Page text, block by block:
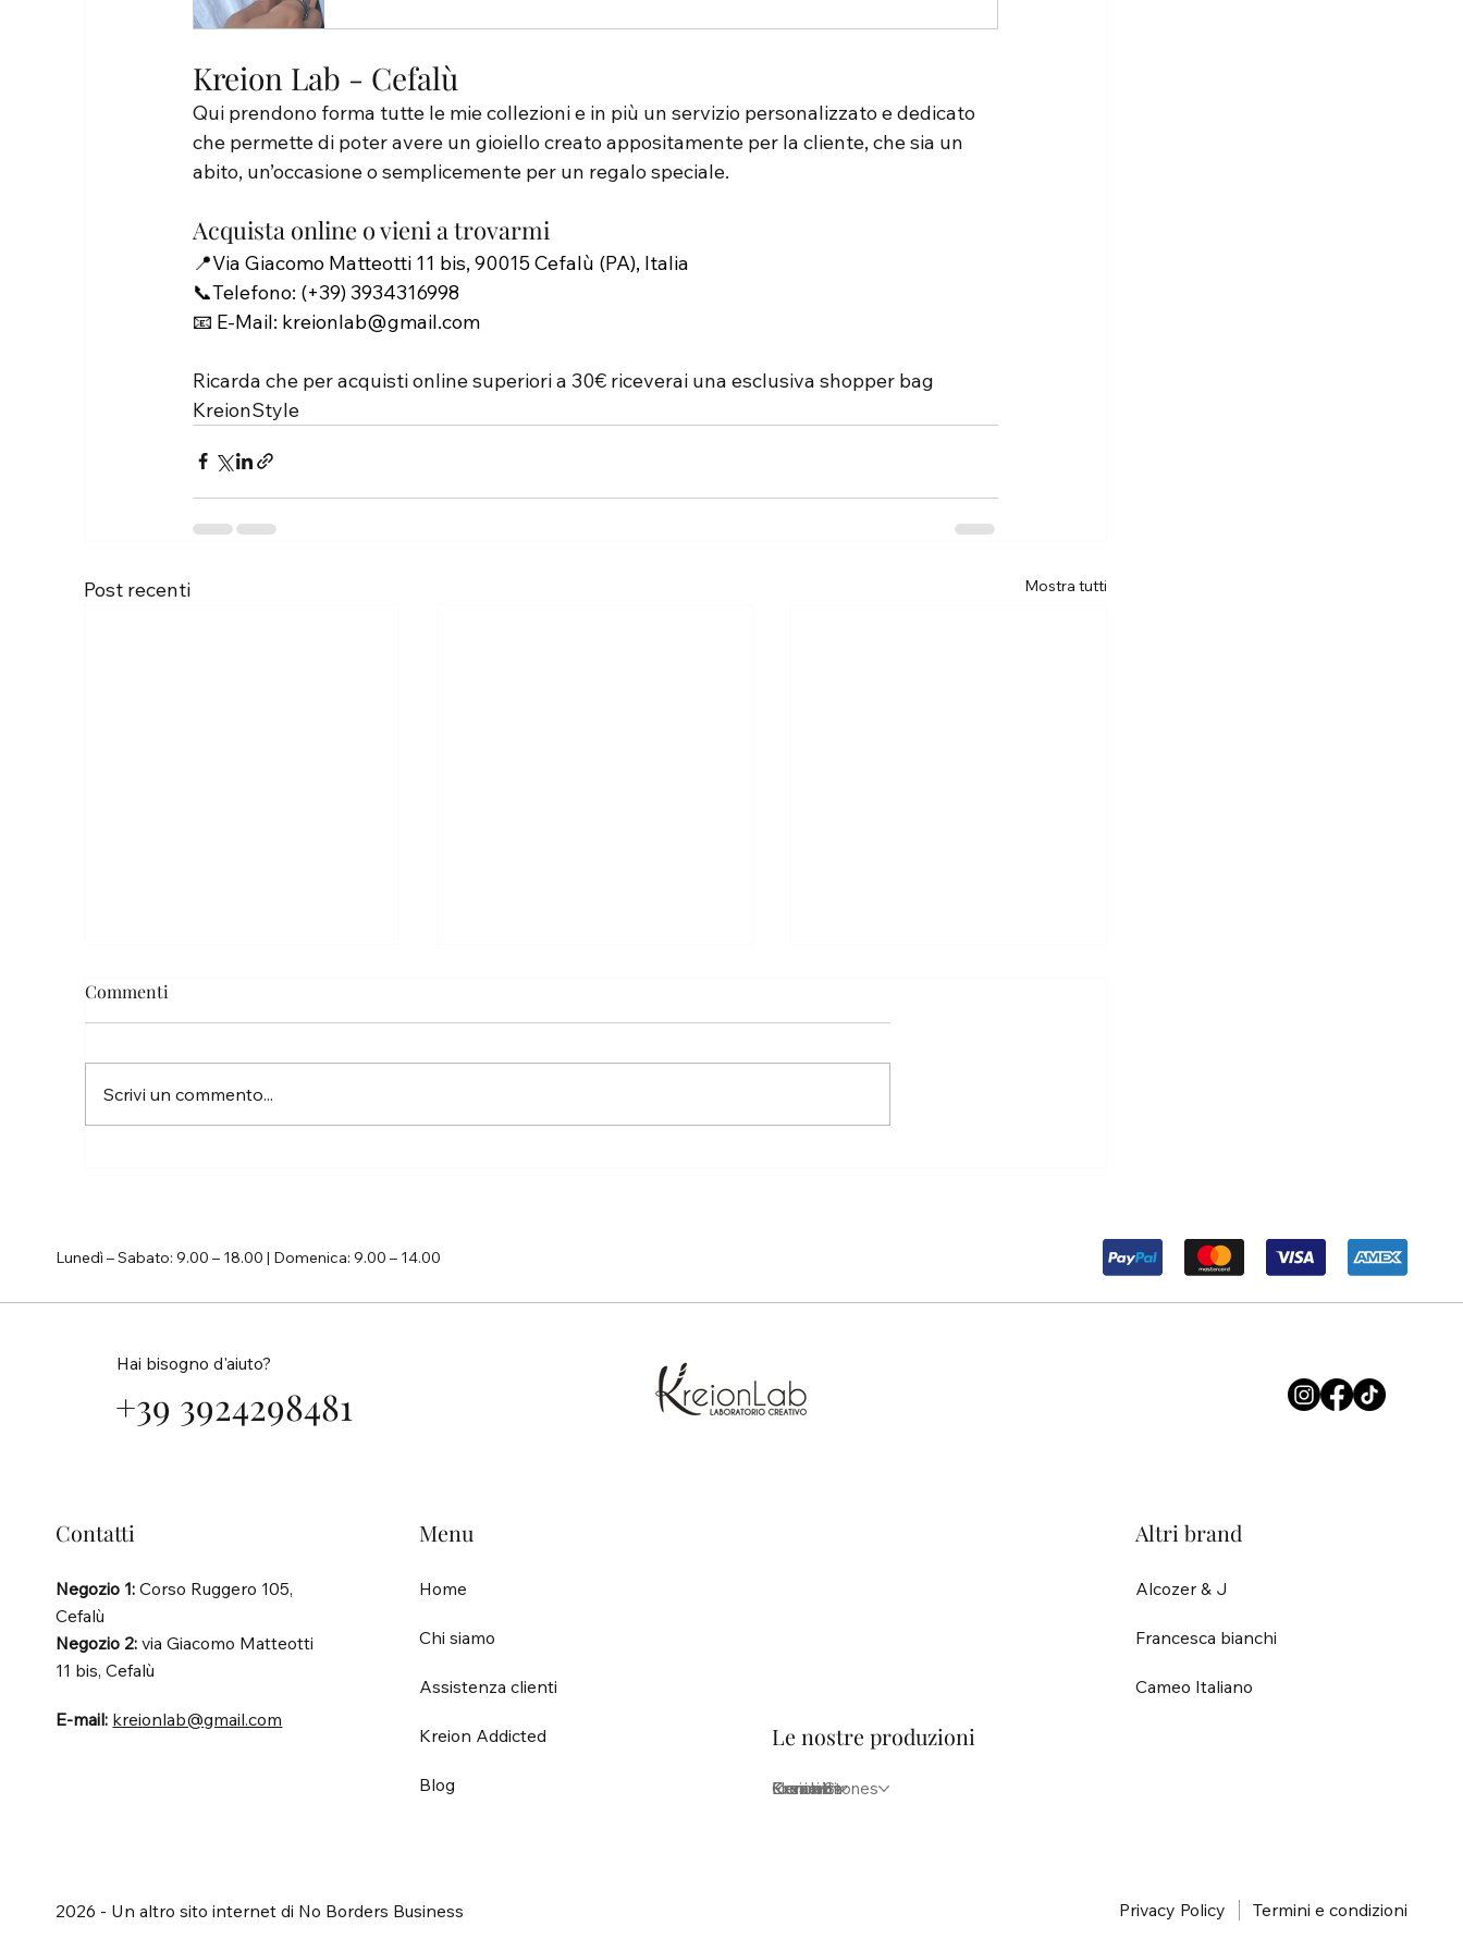
Kreion Lab - Cefalù
Qui prendono forma tutte le mie collezioni e in più un servizio personalizzato e dedicato
che permette di poter avere un gioiello creato appositamente per la cliente, che sia un
abito, un’occasione o semplicemente per un regalo speciale.
Acquista online o vieni a trovarmi
📍Via Giacomo Matteotti 11 bis, 90015 Cefalù (PA), Italia
📞Telefono: (+39) 3934316998
📧 E-Mail: kreionlab@gmail.com
Ricarda che per acquisti online superiori a 30€ riceverai una esclusiva shopper bag
KreionStyle
Post recenti Mostra tutti
Pari.
Commenti
Scrivi un commento...
2026 - Un altro sito internet di No Borders Business Privacy Policy Termini e condizioni
Contatti
Negozio 1: Corso Ruggero 105,
Cefalù
Negozio 2: via Giacomo Matteotti
11 bis, Cefalù
E-mail: kreionlab@gmail.com
Menu
Home
Chi siamo
Assistenza clienti
Kreion Addicted
Blog
Le nostre produzioni
Elementi
Iconici
Krea lab
Kreion Stones
Ceramica
Altri brand
Alcozer & J
Francesca bianchi
Cameo Italiano
Hai bisogno d'aiuto?
+39 3924298481
Lunedì – Sabato: 9.00 – 18.00 | Domenica: 9.00 – 14.00